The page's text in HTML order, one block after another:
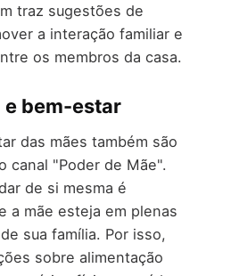
traz sugestões de
a interação familiar e
os membros da casa.
e bem-estar
das mães também são
canal "Poder de Mãe".
de si mesma é
a mãe esteja em plenas
sua família. Por isso,
sobre alimentação